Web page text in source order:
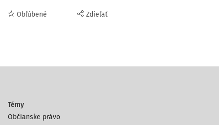
Obľúbené Zdieľať
Témy
Občianske právo